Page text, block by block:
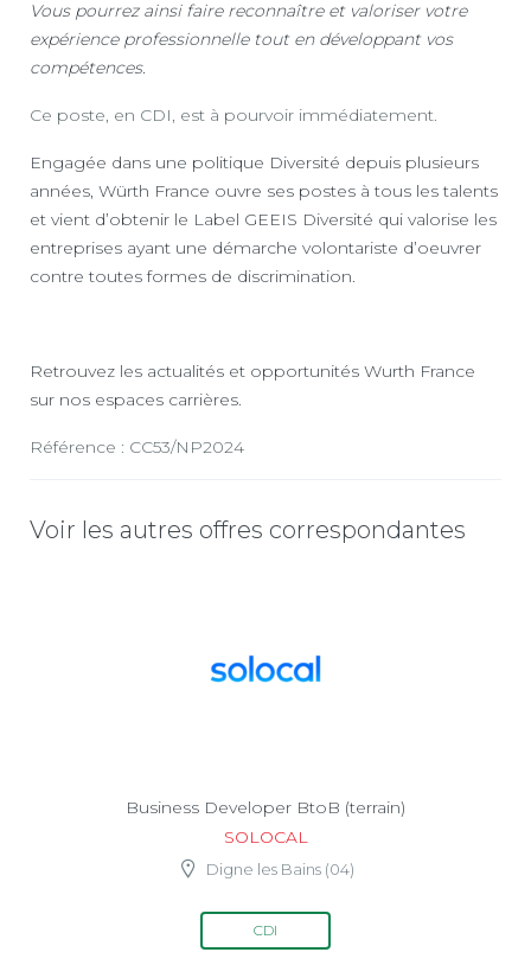
Vous pourrez ainsi faire reconnaître et valoriser votre
expérience professionnelle tout en développant vos
compétences.
Ce poste, en CDI, est à pourvoir immédiatement.
Engagée dans une politique Diversité depuis plusieurs
années, Würth France ouvre ses postes à tous les talents
et vient d’obtenir le Label GEEIS Diversité qui valorise les
entreprises ayant une démarche volontariste d’oeuvrer
contre toutes formes de discrimination.
Retrouvez les actualités et opportunités Wurth France
sur nos espaces carrières.
Référence : CC53/NP2024
Voir les autres offres correspondantes
Business Developer BtoB (terrain)
SOLOCAL
Digne les Bains (04)
CDI